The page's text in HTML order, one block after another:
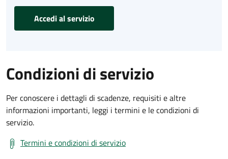
Accedi al servizio
Condizioni di servizio
Per conoscere i dettagli di scadenze, requisiti e altre
informazioni importanti, leggi i termini e le condizioni di
servizio.
Termini e condizioni di servizio